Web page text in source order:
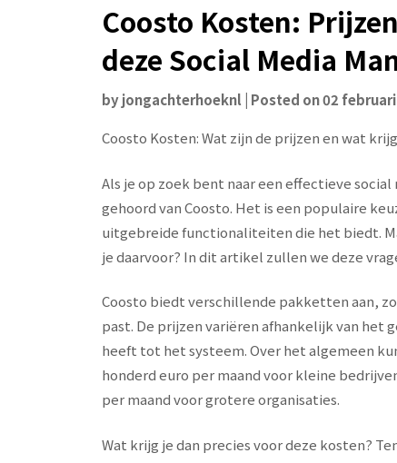
Coosto Kosten:
deze Social Media
byjongachterhoeknl Posted on02
Coosto Kosten: Wat zijn de prijzen en wat
Als je op zoek bent naar een effectieve
gehoord van Coosto. Het is een populaire
uitgebreide functionaliteiten die het biedt.
je daarvoor? In dit artikel zullen we deze
Coosto biedt verschillende pakketten aan,
past. De prijzen variëren afhankelijk van het
heeft tot het systeem. Over het algemeen
honderd euro per maand voor kleine
per maand voor grotere organisaties.
Wat krijg je dan precies voor deze kosten?